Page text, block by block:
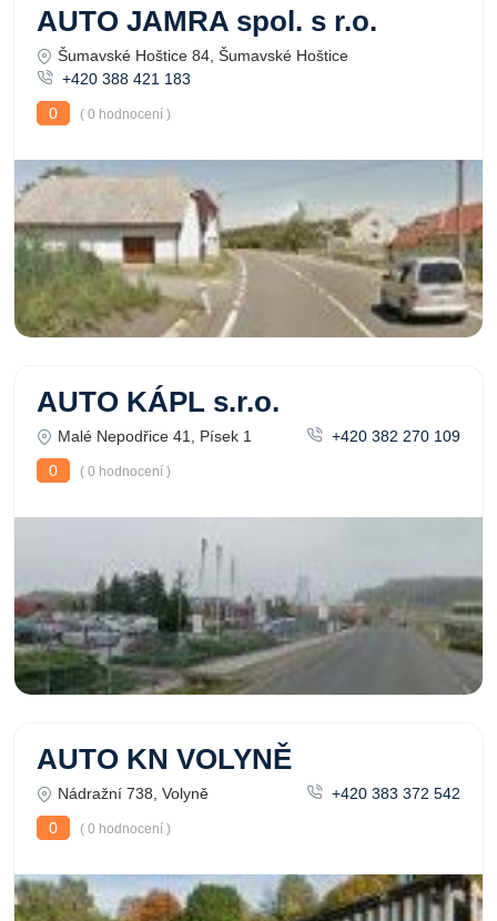
AUTO JAMRA spol. s r.o.
Šumavské Hoštice 84, Šumavské Hoštice
+420 388 421 183
0
( 0 hodnocení )
AUTO KÁPL s.r.o.
Malé Nepodřice 41, Písek 1
+420 382 270 109
0
( 0 hodnocení )
AUTO KN VOLYNĚ
Nádražní 738, Volyně
+420 383 372 542
0
( 0 hodnocení )